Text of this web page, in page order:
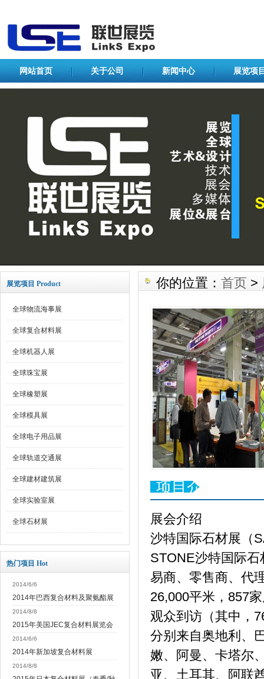
网站首页 关于公司 新闻中心 展览项
展览项目 Product
全球物流海事展
全球复合材料展
全球机器人展
全球珠宝展
全球橡塑展
全球模具展
全球电子用品展
全球轨道交通展
全球建材建筑展
全球实验室展
全球石材展
热门项目 Hot
2014/6/6
2014年巴西复合材料及聚氨酯展
2014/8/8
2015年美国JEC复合材料展览会
2014/6/6
2014年新加坡复合材料展
2014/8/8
你的位置： 首页 >
项目介绍
展会介绍
沙特国际石材展（
STONE沙特国际
易商、零售商、代
26,000平米，857
观众到访（其中，
分别来自奥地利、
嫩、阿曼、卡塔尔
亚、土耳其、阿联